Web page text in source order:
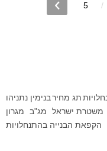
5
תג מחירבנימין נתניהו
משטרת ישראל מג"ב
מגרון
הקפאת הבנייה בהתנחלויות